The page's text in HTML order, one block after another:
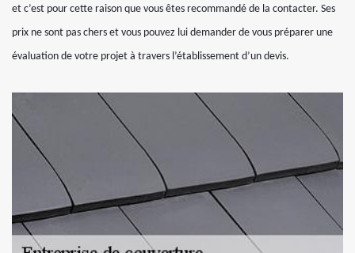
et c’est pour cette raison que vous êtes recommandé de la contacter. Ses
prix ne sont pas chers et vous pouvez lui demander de vous préparer une
évaluation de votre projet à travers l’établissement d’un devis.